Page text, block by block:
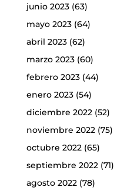
junio 2023(63)
mayo 2023(64)
abril 2023(62)
marzo 2023(60)
febrero 2023(44)
enero 2023(54)
diciembre 2022(52)
noviembre 2022(75)
octubre 2022(65)
septiembre 2022(71)
agosto 2022(78)